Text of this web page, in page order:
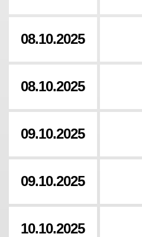
08.10.2025
08.10.2025
09.10.2025
09.10.2025
10.10.2025